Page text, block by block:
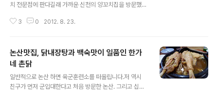
치 전문점에 판다길래 가까운 신천의 양꼬치집을 방문했
으로 구워지기 때문이다. 대중적인 양꼬치(羊肉串)는 신
沂)시에서 동한 말기의 꼬치를 구워먹는 그림이 그려져 있
는 돌 2개가 출토되었다.관련 연구에 따르면 그림 속의 사
람들의 모습으로 볼 때 그들은 한대 사람이고, 그들이 먹고
있는 것은 소와 양꼬치였다.이 그림을 통해 당시 산동 남부
지역의 민간 식습관을 알아 볼 수 있다고 한다. 기본적으로
3 0 2012. 8. 23.
논산맛집, 닭내장탕과 백숙맛이 일품인 한가
네 촌닭
일반적으로 논산 하면 육군훈련소를 떠올립니다.저 역시
친구가 먼저 군입대한다고 처음 방문한 논산. 그리고 십수